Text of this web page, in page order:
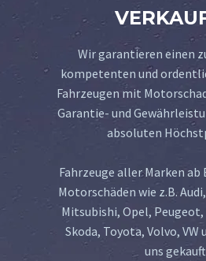
Wir garantieren einen
kompetenten und
Fahrzeugen mit
Garantie- und
absoluten
Fahrzeuge aller Marken ab
Motorschäden wie z.B.
Mitsubishi, Opel,
Skoda, Toyota, Volvo, VW
uns